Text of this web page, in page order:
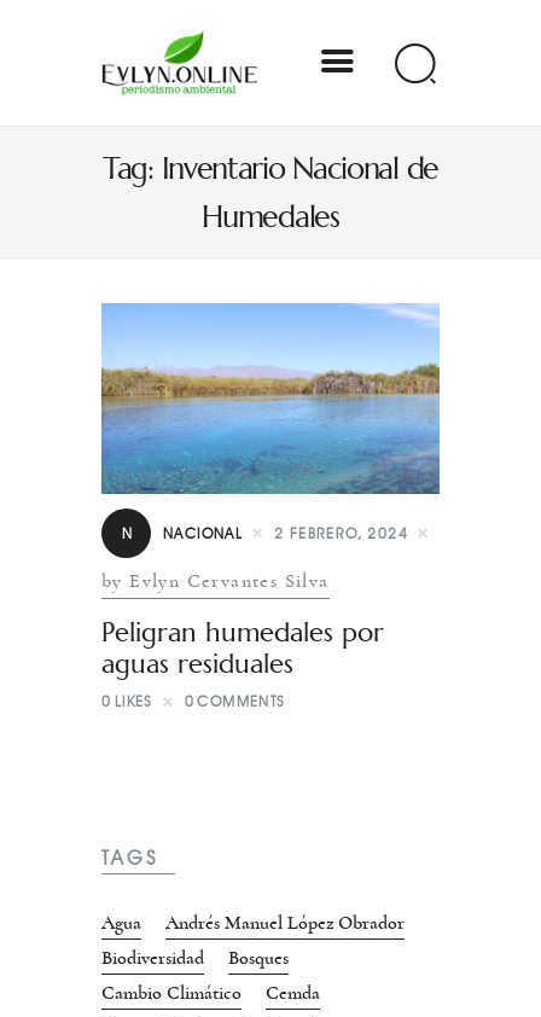
Tag: Inventario Nacional de
Humedales
Evlyn Online
Periodismo para autogobernarse
Nacional
Estados
Especial
Opinión
N NACIONAL 2 FEBRERO, 2024
by Evlyn Cervantes Silva
Peligran humedales por
aguas residuales
0 LIKES 0 COMMENTS
TAGS
Agua
Andrés Manuel López Obrador
Biodiversidad
Bosques
Cambio Climático
Cemda